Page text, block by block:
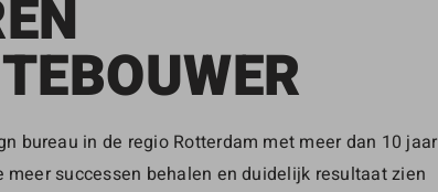
bureau in de regio Rotterdam met meer dan 10 jaar
meer successen behalen en duidelijk resultaat zien